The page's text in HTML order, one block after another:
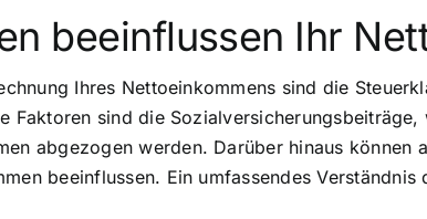
beeinflussen Ihr
Ihres Nettoeinkommens sind die
Faktoren sind die
abgezogen werden. Darüber hinaus
beeinflussen. Ein umfassendes